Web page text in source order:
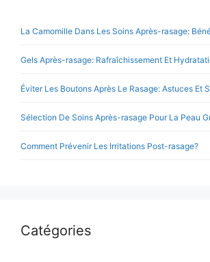
La Camomille Dans Les Soins Après-rasage:
Gels Après-rasage: Rafraîchissement Et
Éviter Les Boutons Après Le Rasage: Astuces Et
Sélection De Soins Après-rasage Pour La Peau
Comment Prévenir Les Irritations Post-rasage?
Catégories